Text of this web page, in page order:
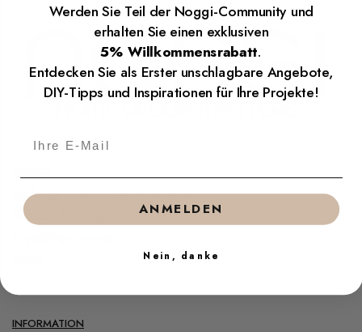
Zahlungs- und Versandinformationen
Retoure & Reklamation
INFORMATION
Werden Sie Teil der Noggi-Community und
erhalten Sie einen exklusiven
5% Willkommensrabatt.
Entdecken Sie als Erster unschlagbare Angebote,
DIY-Tipps und Inspirationen für Ihre Projekte!
ANMELDEN
Nein, danke